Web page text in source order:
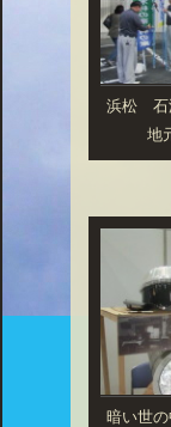
浜松 石
地
暗い世